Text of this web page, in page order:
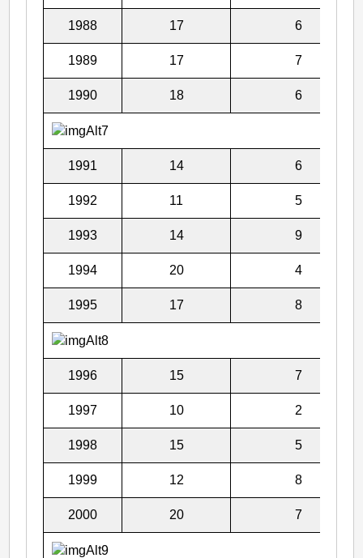
1988 17 6
1989 17 7
1990 18 6
1991 14 6
1992 11 5
1993 14 9
1994 20 4
1995 17 8
1996 15 7
1997 10 2
1998 15 5
1999 12 8
2000 20 7